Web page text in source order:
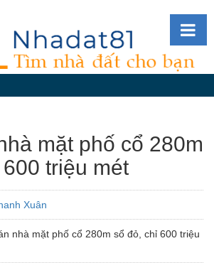
mặt phố cổ 280m
triệu mét
Xuân
nhà mặt phố cổ 280m sổ đỏ, chỉ 600 triệu